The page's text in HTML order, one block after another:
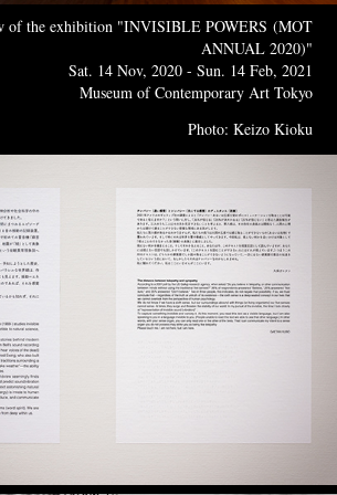
of the exhibition "INVISIBLE POWERS (MOT
ANNUAL 2020)"
Sat. 14 Nov, 2020 - Sun. 14 Feb, 2021
Museum of Contemporary Art Tokyo
Photo: Keizo Kioku